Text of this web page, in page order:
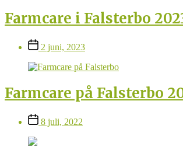
Farmcare i Falsterbo
Inläggsdatum
2 juni, 2023
Farmcare på Falsterbo
Inläggsdatum
8 juli, 2022